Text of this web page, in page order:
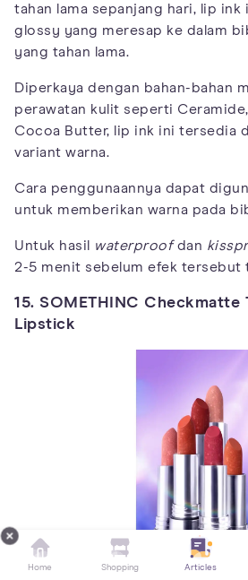
tahan lama sepanjang hari, lip
glossy yang meresap ke dalam
yang tahan lama.
Diperkaya dengan bahan-bahan
perawatan kulit seperti
Cocoa Butter, lip ink ini tersedia
variant warna.
Cara penggunaannya dapat
untuk memberikan warna pada
Untuk hasil waterproofdan
2-5 menit sebelum efek tersebut
15. SOMETHINC
Lipstick
Mulai dari Rp59.900
Home Shopping Articles